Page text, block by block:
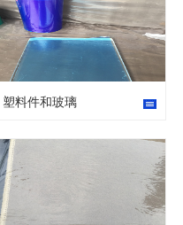
塑料件和玻璃